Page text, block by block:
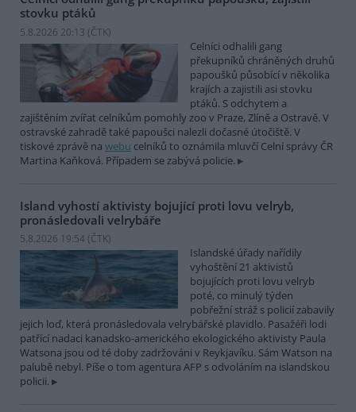
stovku ptáků
5.8.2026 20:13 (ČTK)
Celníci odhalili gang
překupníků chráněných druhů
papoušků působící v několika
krajích a zajistili asi stovku
ptáků. S odchytem a
zajištěním zvířat celníkům pomohly zoo v Praze, Zlíně a Ostravě. V
ostravské zahradě také papoušci nalezli dočasné útočiště. V
tiskové zprávě na webu celníků to oznámila mluvčí Celní správy ČR
Martina Kaňková. Případem se zabývá policie.
Island vyhostí aktivisty bojující proti lovu velryb,
pronásledovali velrybáře
5.8.2026 19:54 (ČTK)
Islandské úřady nařídily
vyhoštění 21 aktivistů
bojujících proti lovu velryb
poté, co minulý týden
pobřežní stráž s policií zabavily
jejich loď, která pronásledovala velrybářské plavidlo. Pasažéři lodi
patřící nadaci kanadsko-amerického ekologického aktivisty Paula
Watsona jsou od té doby zadržováni v Reykjavíku. Sám Watson na
palubě nebyl. Píše o tom agentura AFP s odvoláním na islandskou
policii.